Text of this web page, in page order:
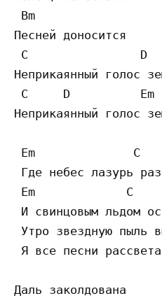
Bm
Песней доносится
C                D
Неприкаянный голос
C     D          Em
Неприкаянный голос
Em              C
Где небес лазурь
Em             C
И свинцовым льдом
Утро звездную пыль
Я все песни
Даль заколдована